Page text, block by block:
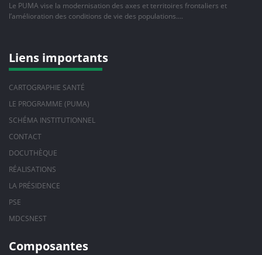
Le PUMA vise la modernisation des axes et territoires frontaliers et
l’amélioration des conditions de vie des populations….
Liens importants
CARTOGRAPHIE SANTÉ
LE PROGRAMME (PUMA)
SCHÉMA INSTITUTIONNEL
CONTACT
DOCUTHÈQUE
RÉALISATIONS
LA PRÉSIDENCE
PSE
MDCSNEST
Composantes